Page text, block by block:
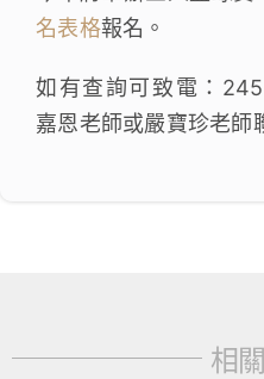
名表格報名。
如有查詢可致電：
嘉恩老師或嚴寶珍老師
相